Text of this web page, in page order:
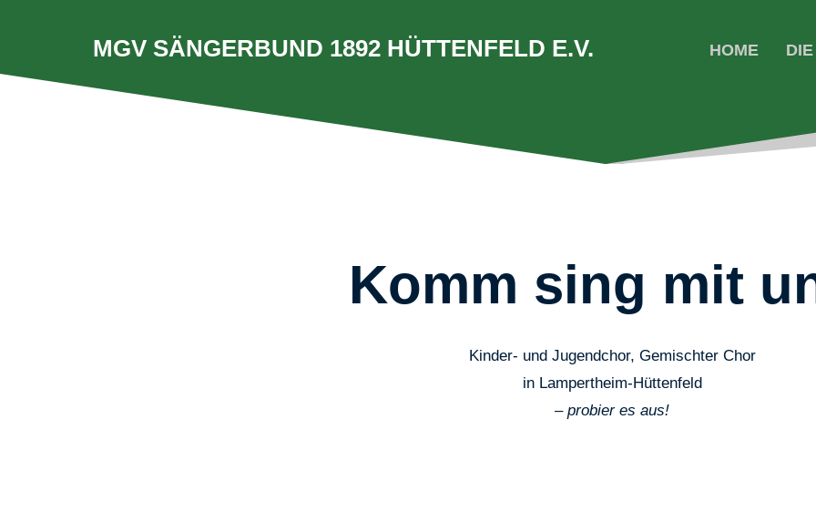
MGV SÄNGERBUND 1892 HÜTTENFELD E.V. HOME
Komm sing mit
Kinder- und Jugendchor, Gemischter Chor
in Lampertheim-Hüttenfeld
– probier es aus!